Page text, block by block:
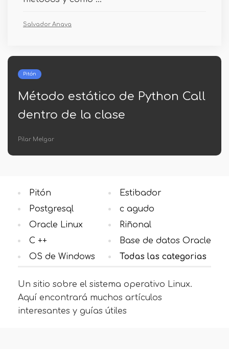
Salvador Anaya
Grupo pandas por cuantile
Carolina Guzmán
Un sitio sobre el sistema operativo Linux.
Aquí encontrará muchos artículos
interesantes y guías útiles
Pitón
Postgresql
Oracle Linux
C ++
OS de Windows
Estibador
c agudo
Riñonal
Base de datos Oracle
Todas las categorias